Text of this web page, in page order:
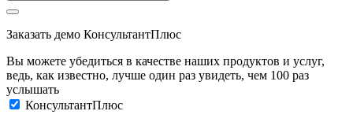
Заказать демо КонсультантПлюс
Вы можете убедиться в качестве наших продуктов и услуг,
ведь, как известно, лучше один раз увидеть, чем 100 раз
услышать
КонсультантПлюс